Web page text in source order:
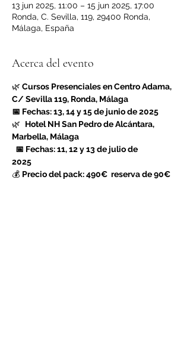
13 jun 2025, 11:00 – 15 jun 2025, 17:00
Ronda, C. Sevilla, 119, 29400 Ronda,
Málaga, España
Acerca del evento
🌿 Cursos Presenciales en Centro Adama,
C/ Sevilla 119, Ronda, Málaga
📅 Fechas: 13, 14 y 15 de junio de 2025
🌿 Hotel NH San Pedro de Alcántara,
Marbella, Málaga
📅 Fechas: 11, 12 y 13 de julio de
2025
💰 Precio del pack: 490€  reserva de 90€